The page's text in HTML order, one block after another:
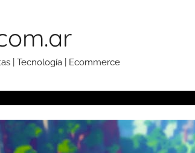
| Tecnología | Ecommerce